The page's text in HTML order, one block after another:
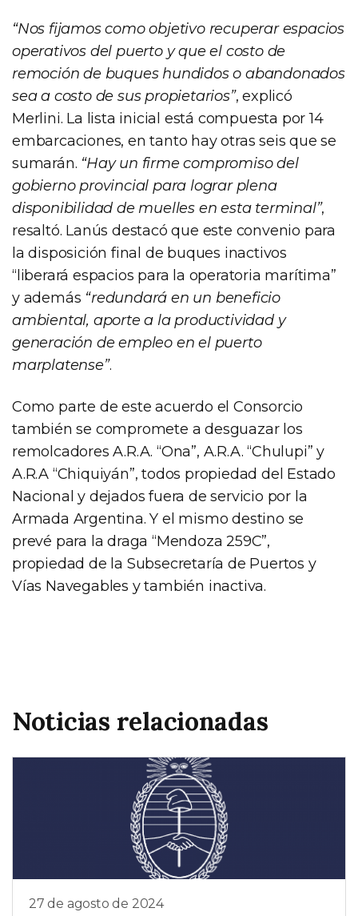
“Nos fijamos como objetivo recuperar espacios
operativos del puerto y que el costo de
remoción de buques hundidos o abandonados
sea a costo de sus propietarios”, explicó
Merlini. La lista inicial está compuesta por 14
embarcaciones, en tanto hay otras seis que se
sumarán. “Hay un firme compromiso del
gobierno provincial para lograr plena
disponibilidad de muelles en esta terminal”,
resaltó. Lanús destacó que este convenio para
la disposición final de buques inactivos
“liberará espacios para la operatoria marítima”
y además “redundará en un beneficio
ambiental, aporte a la productividad y
generación de empleo en el puerto
marplatense”.
Como parte de este acuerdo el Consorcio
también se compromete a desguazar los
remolcadores A.R.A. “Ona”, A.R.A. “Chulupi” y
A.R.A “Chiquiyán”, todos propiedad del Estado
Nacional y dejados fuera de servicio por la
Armada Argentina. Y el mismo destino se
prevé para la draga “Mendoza 259C”,
propiedad de la Subsecretaría de Puertos y
Vías Navegables y también inactiva.
Noticias relacionadas
27 de agosto de 2024